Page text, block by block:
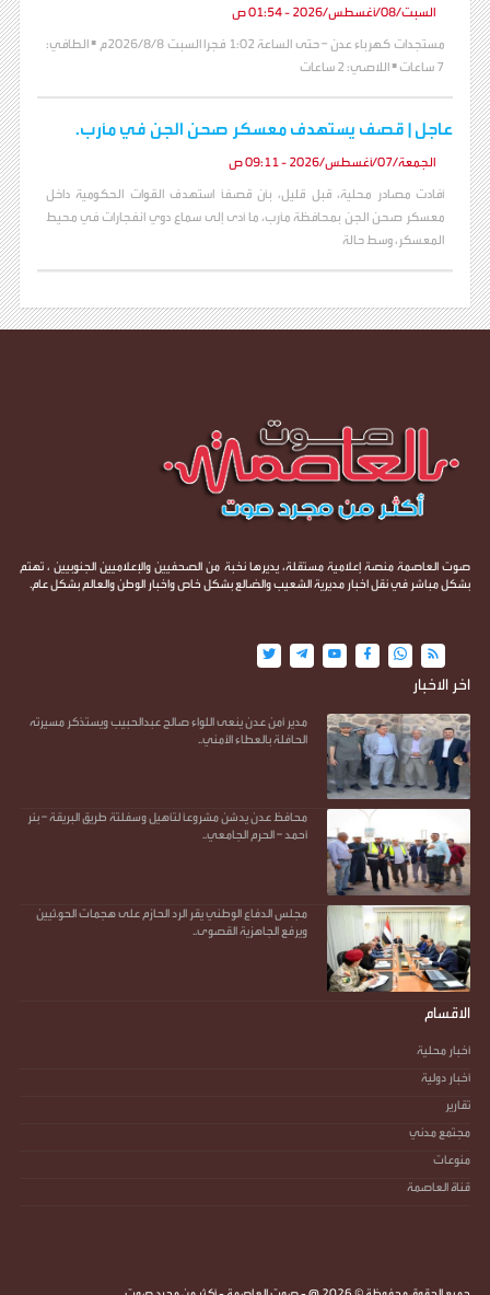
السبت/08/أغسطس/2026 - 01:54 ص
مستجدات كهرباء عدن – حتى الساعة 1:02 فجرا السبت 2026/8/8م ▪️ الطافي:
7 ساعات ▪️ اللاصي: 2 ساعات
عاجل | قصف يستهدف معسكر صحن الجن في مأرب.
الجمعة/07/أغسطس/2026 - 09:11 ص
أفادت مصادر محلية، قبل قليل، بأن قصفًا استهدف القوات الحكومية داخل
معسكر صحن الجن بمحافظة مأرب، ما أدى إلى سماع دوي انفجارات في محيط
المعسكر، وسط حالة
صوت العاصمة منصة إعلامية مستقلة، يديرها نخبة من الصحفيين والإعلاميين الجنوبيين ، تهتم
بشكل مباشر في نقل اخبار مديرية الشعيب والضالع بشكل خاص واخبار الوطن والعالم بشكل عام.
اخر الاخبار
مدير أمن عدن ينعى اللواء صالح عبدالحبيب ويستذكر مسيرته
الحافلة بالعطاء الأمني..
محافظ عدن يدشن مشروعًا لتأهيل وسفلتة طريق البريقة – بئر
أحمد – الحرم الجامعي..
مجلس الدفاع الوطني يقر الرد الحازم على هجمات الحو.ثيين
ويرفع الجاهزية القصوى..
الاقسام
أخبار محلية
أخبار دولية
تقارير
مجتمع مدني
منوعات
قناة العاصمة